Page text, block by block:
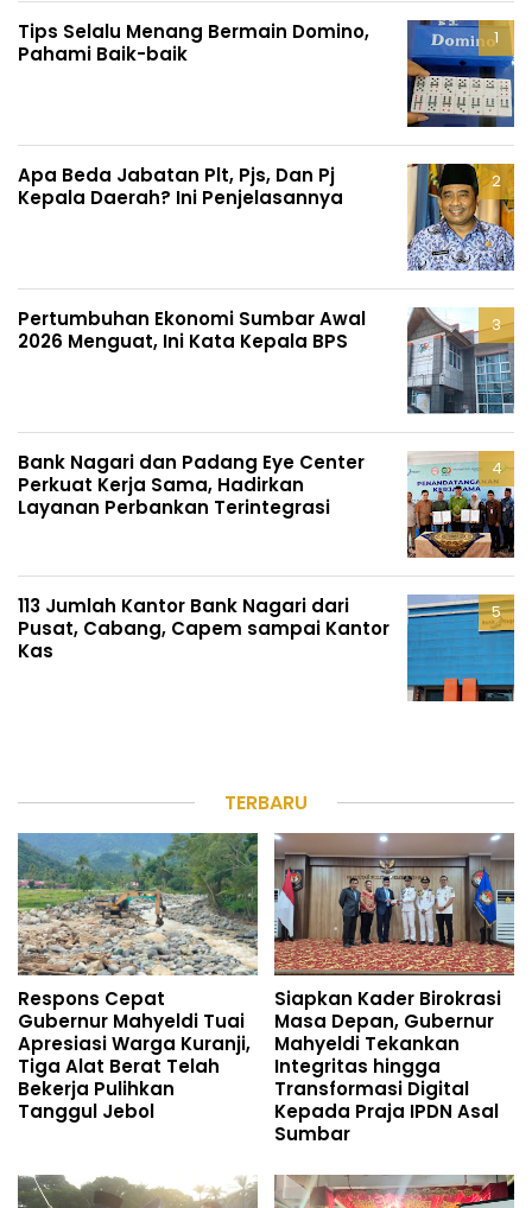
Tips Selalu Menang Bermain Domino,
Pahami Baik-baik
Apa Beda Jabatan Plt, Pjs, Dan Pj
Kepala Daerah? Ini Penjelasannya
Pertumbuhan Ekonomi Sumbar Awal
2026 Menguat, Ini Kata Kepala BPS
Bank Nagari dan Padang Eye Center
Perkuat Kerja Sama, Hadirkan
Layanan Perbankan Terintegrasi
113 Jumlah Kantor Bank Nagari dari
Pusat, Cabang, Capem sampai Kantor
Kas
TERBARU
Respons Cepat
Gubernur Mahyeldi Tuai
Apresiasi Warga Kuranji,
Tiga Alat Berat Telah
Bekerja Pulihkan
Tanggul Jebol
Siapkan Kader Birokrasi
Masa Depan, Gubernur
Mahyeldi Tekankan
Integritas hingga
Transformasi Digital
Kepada Praja IPDN Asal
Sumbar